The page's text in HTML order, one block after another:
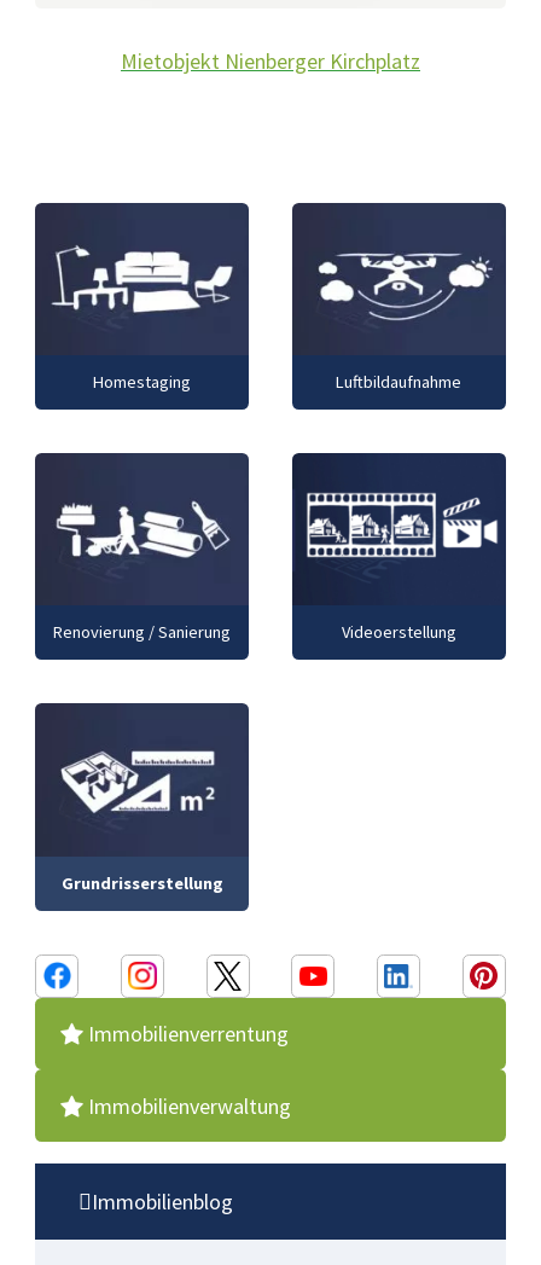
Mietobjekt Nienberger Kirchplatz
Homestaging Luftbildaufnahme
Renovierung / Sanierung Videoerstellung
Grundrisserstellung
Immobilienverrentung
Immobilienverwaltung
Immobilienblog